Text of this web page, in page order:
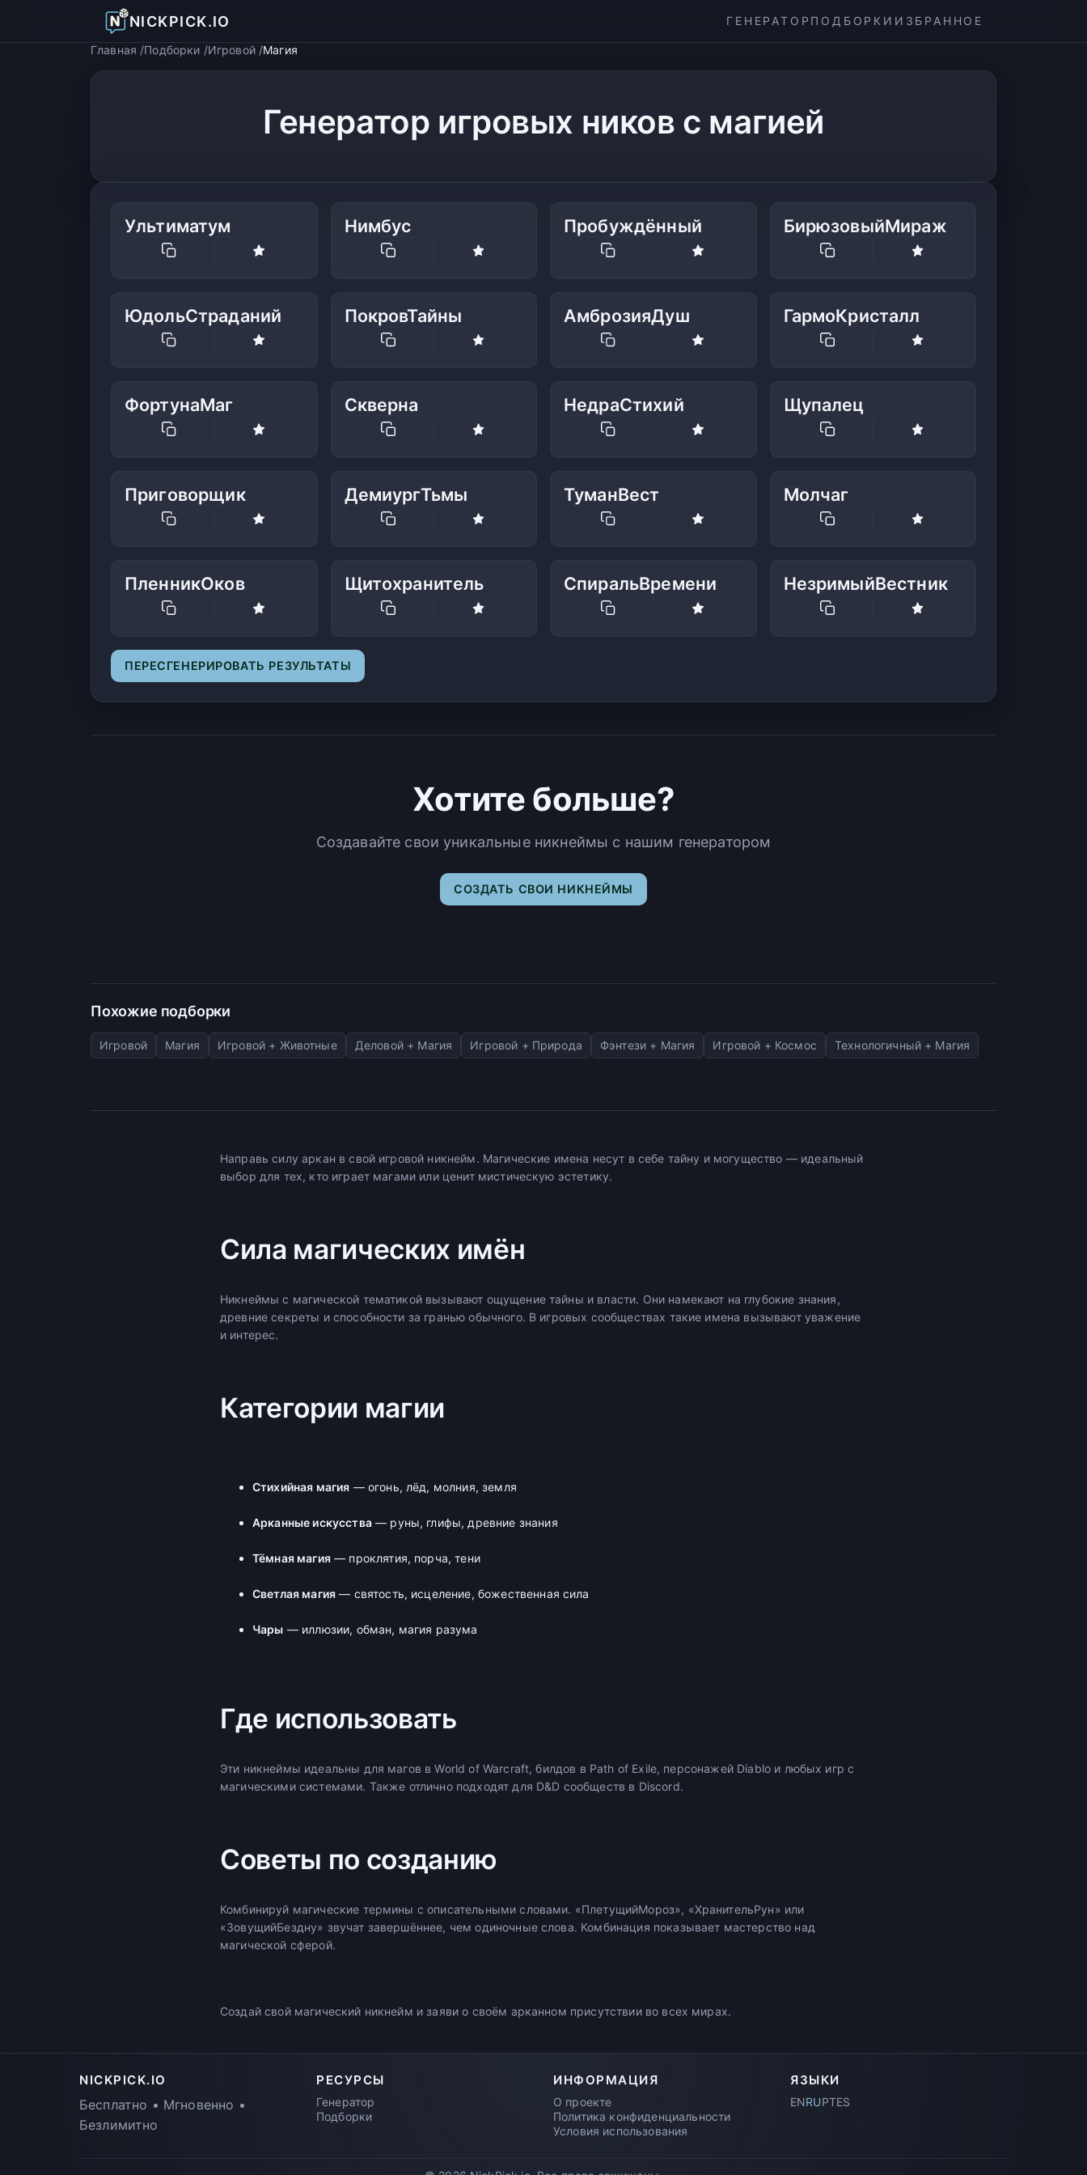
NICKPICK.IO ГЕНЕРАТОР ПОДБОРКИ ИЗБРАННОЕ
Главная Подборки Игровой Магия
Генератор игровых ников с магией
Ультиматум Нимбус Пробуждённый БирюзовыйМираж
ЮдольСтраданий ПокровТайны АмброзияДуш ГармоКристалл
ФортунаМаг Скверна НедраСтихий Щупалец
Приговорщик ДемиургТьмы ТуманВест Молчаг
ПленникОков Щитохранитель СпиральВремени НезримыйВестник
ПЕРЕСГЕНЕРИРОВАТЬ РЕЗУЛЬТАТЫ
Хотите больше?
Создавайте свои уникальные никнеймы с нашим генератором
СОЗДАТЬ СВОИ НИКНЕЙМЫ
Похожие подборки
Игровой Магия Игровой + Животные Деловой + Магия Игровой + Природа Фэнтези + Магия Игровой + Космос Технологичный + Магия
Направь силу аркан в свой игровой никнейм. Магические имена несут в себе тайну и могущество — идеальный
выбор для тех, кто играет магами или ценит мистическую эстетику.
Сила магических имён
Никнеймы с магической тематикой вызывают ощущение тайны и власти. Они намекают на глубокие знания,
древние секреты и способности за гранью обычного. В игровых сообществах такие имена вызывают уважение
и интерес.
Категории магии
Стихийная магия — огонь, лёд, молния, земля
Арканные искусства— руны, глифы, древние знания
Тёмная магия— проклятия, порча, тени
Светлая магия — святость, исцеление, божественная сила
Чары — иллюзии, обман, магия разума
Где использовать
Эти никнеймы идеальны для магов в World of Warcraft, билдов в Path of Exile, персонажей Diablo и любых игр с
магическими системами. Также отлично подходят для D&D сообществ в Discord.
Советы по созданию
Комбинируй магические термины с описательными словами. «ПлетущийМороз», «ХранительРун» или
«ЗовущийБездну» звучат завершённее, чем одиночные слова. Комбинация показывает мастерство над
магической сферой.
Создай свой магический никнейм и заяви о своём арканном присутствии во всех мирах.
NICKPICK.IO
Бесплатно • Мгновенно •
Безлимитно
РЕСУРСЫ
Генератор
Подборки
ИНФОРМАЦИЯ
О проекте
Политика конфиденциальности
Условия использования
ЯЗЫКИ
ENRUPTES